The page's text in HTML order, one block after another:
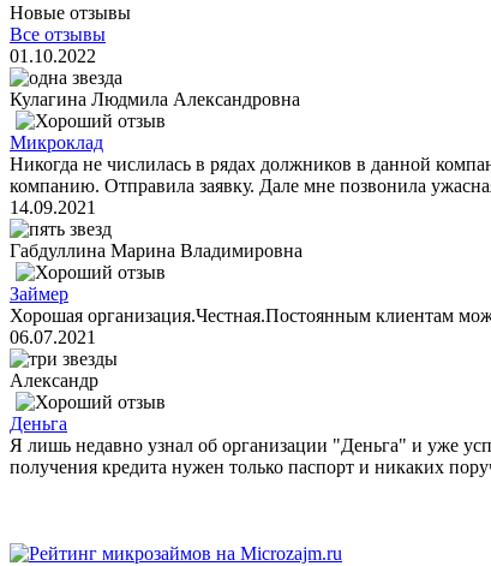
Новые отзывы
Все отзывы
01.10.2022
Кулагина Людмила Александровна
Микроклад
Никогда не числилась в рядах должников в данной
компанию. Отправила заявку. Дале мне позвонила
14.09.2021
Габдуллина Марина Владимировна
Займер
Хорошая организация.Честная.Постоянным клиентам
06.07.2021
Александр
Деньга
Я лишь недавно узнал об организации "Деньга" и уже
получения кредита нужен только паспорт и никаких